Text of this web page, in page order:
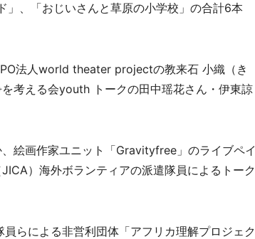
、「おじいさんと草原の小学校」の合計6本
法人world theater projectの教来石 小織（き
考える会youth トークの田中瑶花さん・伊東諒
絵画作家ユニット「Gravityfree」のライブペイ
）海外ボランティアの派遣隊員によるトーク
らによる非営利団体「アフリカ理解プロジェク